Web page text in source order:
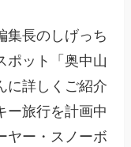
集長のしげっち
ポット「奥中山
に詳しくご紹介
ー旅行を計画中
ヤー・スノーボ